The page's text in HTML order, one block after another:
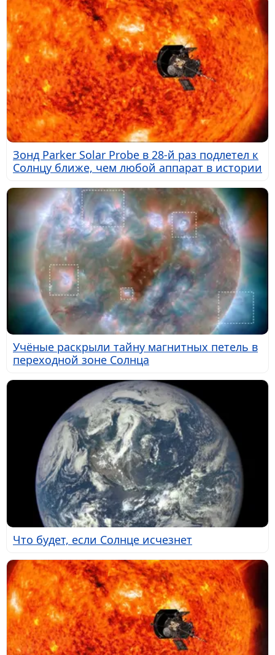
Зонд Parker Solar Probe в 28-й раз подлетел к
Солнцу ближе, чем любой аппарат в истории
Учёные раскрыли тайну магнитных петель в
переходной зоне Солнца
Что будет, если Солнце исчезнет